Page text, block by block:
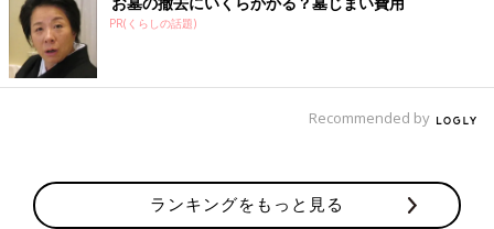
PR(くらしの話題)
Recommended by
ランキングをもっと見る